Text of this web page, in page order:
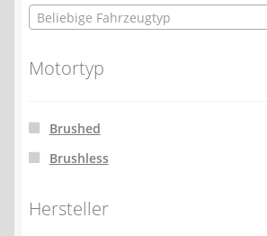
Beliebige Fahrzeugtyp
Motortyp
Brushed
Brushless
Hersteller